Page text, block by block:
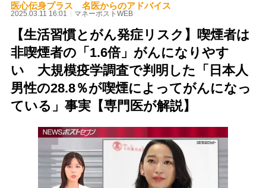
医心伝身プラス 名医からのアドバイス
2025.03.11 16:01 マネーポストWEB
【生活習慣とがん発症リスク】喫煙者は
非喫煙者の「1.6倍」がんになりやす
い 大規模疫学調査で判明した「日本人
男性の28.8％が喫煙によってがんになっ
ている」事実【専門医が解説】